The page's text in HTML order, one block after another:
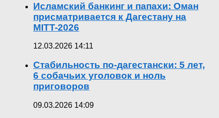
Исламский банкинг и папахи: Оман
присматривается к Дагестану на
MITT-2026
12.03.2026 14:11
Стабильность по-дагестански: 5 лет,
6 собачьих уголовок и ноль
приговоров
09.03.2026 14:09